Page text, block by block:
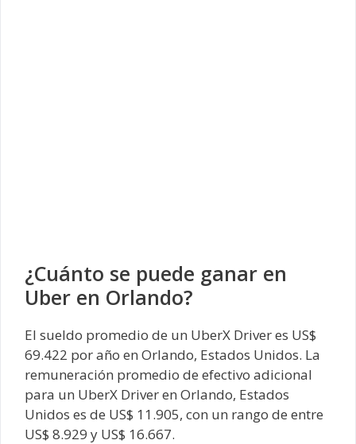
¿Cuánto se puede ganar en
Uber en Orlando?
El sueldo promedio de un UberX Driver es US$
69.422 por año en Orlando, Estados Unidos. La
remuneración promedio de efectivo adicional
para un UberX Driver en Orlando, Estados
Unidos es de US$ 11.905, con un rango de entre
US$ 8.929 y US$ 16.667.